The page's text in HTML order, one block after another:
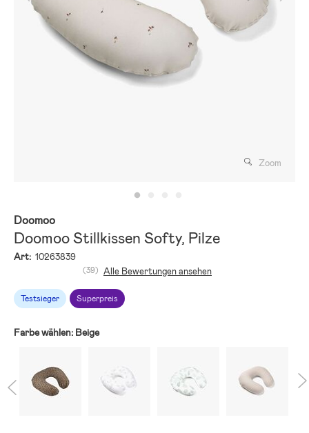
Zoom
Doomoo
Doomoo Stillkissen Softy, Pilze
Art: 10263839
Testsieger Superpreis
(39) Alle Bewertungen ansehen
Farbe wählen: Beige